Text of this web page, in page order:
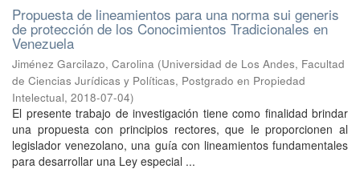
Propuesta de lineamientos para una norma sui generis
de protección de los Conocimientos Tradicionales en
Venezuela
Jiménez Garcilazo, Carolina (Universidad de Los Andes, Facultad
de Ciencias Jurídicas y Políticas, Postgrado en Propiedad
Intelectual, 2018-07-04)
El presente trabajo de investigación tiene como finalidad brindar
una propuesta con principios rectores, que le proporcionen al
legislador venezolano, una guía con lineamientos fundamentales
para desarrollar una Ley especial ...